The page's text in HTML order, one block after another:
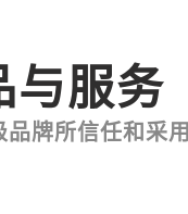
与服务
品牌所信任和采用